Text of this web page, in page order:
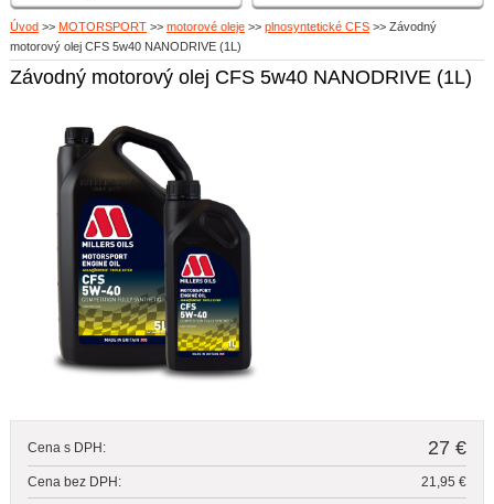
Úvod >> MOTORSPORT >> motorové oleje >> plnosyntetické CFS >> Závodný
motorový olej CFS 5w40 NANODRIVE (1L)
Závodný motorový olej CFS 5w40 NANODRIVE (1L)
Cena s DPH: 27 €
Cena bez DPH: 21,95 €